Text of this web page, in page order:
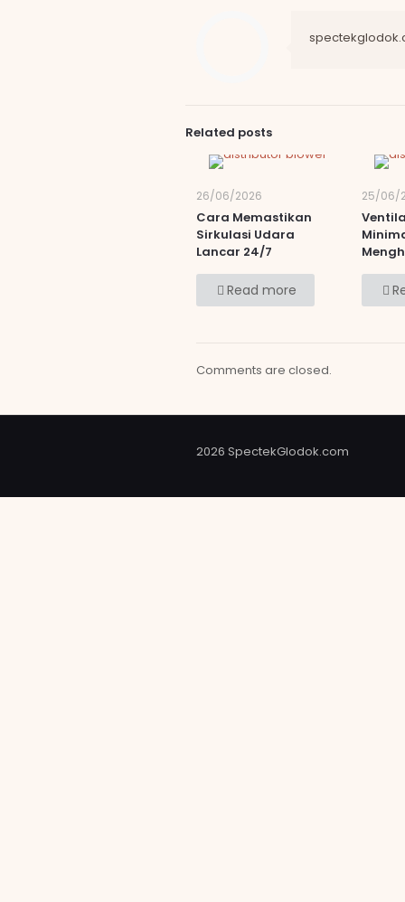
Related posts
26/06/2026
Cara Memastikan
Sirkulasi Udara
Lancar 24/7
Read more
25/06/
Comments are closed.
2026 SpectekGlodok.com